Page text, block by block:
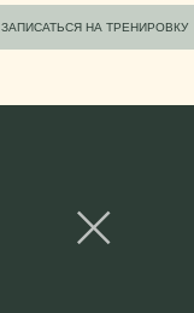
ЗАПИСАТЬСЯ НА ТРЕНИРОВКУ